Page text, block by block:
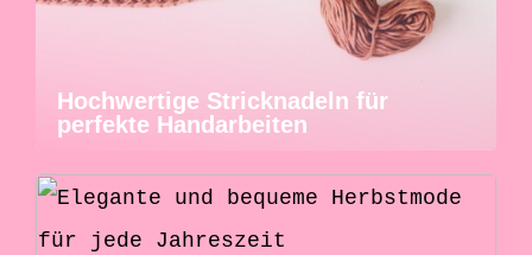
Hochwertige Stricknadeln für
perfekte Handarbeiten